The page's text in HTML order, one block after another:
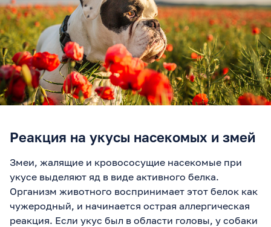
Реакция на укусы насекомых и змей
Змеи, жалящие и кровососущие насекомые при
укусе выделяют яд в виде активного белка.
Организм животного воспринимает этот белок как
чужеродный, и начинается острая аллергическая
реакция. Если укус был в области головы, у собаки